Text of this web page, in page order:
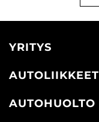
YRITYS
AUTOLIIKKEET
AUTOHUOLTO